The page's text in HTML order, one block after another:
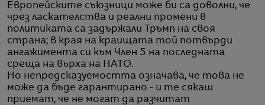
Европейските съюзници може би са доволни, че
чрез ласкателства и реални промени в
политиката са задържали Тръмп на своя
страна; в края на краищата той потвърди
ангажимента си към Член 5 на последната
среща на върха на НАТО.
Но непредсказуемостта означава, че това не
може да бъде гарантирано - и те сякаш
приемат, че не могат да разчитат